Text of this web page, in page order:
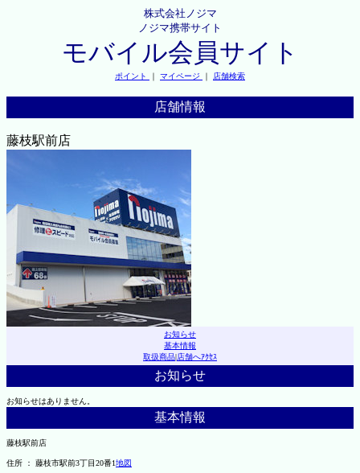
株式会社ノジマ
ノジマ携帯サイト
モバイル会員サイト
ポイント ｜ マイページ ｜ 店舗検索
店舗情報
藤枝駅前店
お知らせ
基本情報
取扱商品|店舗へｱｸｾｽ
お知らせ
お知らせはありません。
基本情報
藤枝駅前店
住所 ： 藤枝市駅前3丁目20番1地図